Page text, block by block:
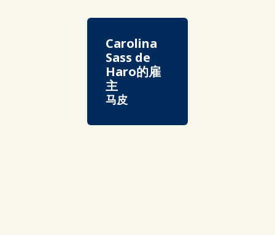
Carolina
Sass de
Haro的雇
主
马皮